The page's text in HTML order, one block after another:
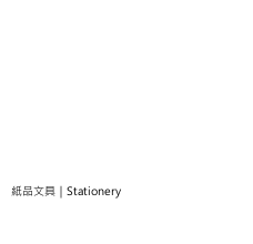
紙品文具｜Stationery